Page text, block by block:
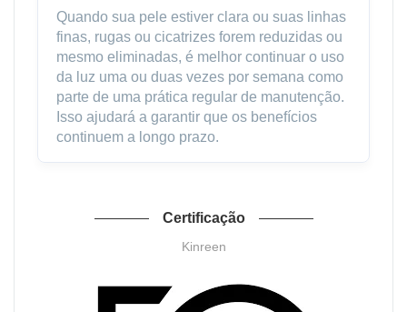
Quando sua pele estiver clara ou suas linhas
finas, rugas ou cicatrizes forem reduzidas ou
mesmo eliminadas, é melhor continuar o uso
da luz uma ou duas vezes por semana como
parte de uma prática regular de manutenção.
Isso ajudará a garantir que os benefícios
continuem a longo prazo.
Certificação
Kinreen